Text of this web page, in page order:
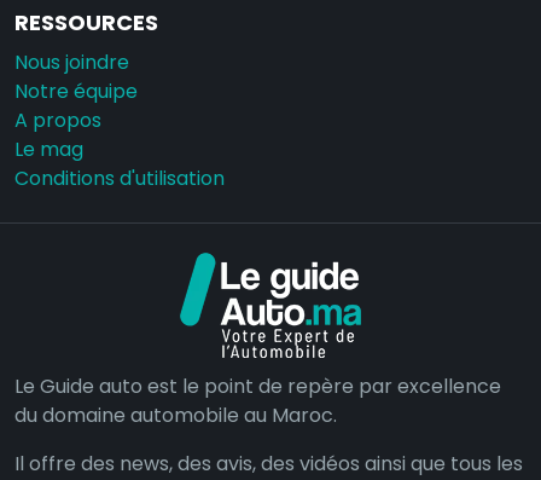
RESSOURCES
Nous joindre
Notre équipe
A propos
Le mag
Conditions d'utilisation
Le Guide auto est le point de repère par excellence
du domaine automobile au Maroc.
Il offre des news, des avis, des vidéos ainsi que tous les